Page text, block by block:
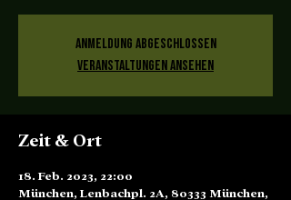
Anmeldung abgeschlossen
Veranstaltungen ansehen
Zeit & Ort
18. Feb. 2023, 22:00
München, Lenbachpl. 2A, 80333 München,